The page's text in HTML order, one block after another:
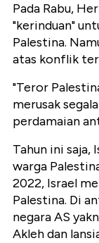
Pada Rabu,
"kerinduan"
Palestina.
atas konflik
"Teror
merusak
perdamaian
Tahun ini saja,
warga
2022, Israel
Palestina. Di
negara AS
Akleh dan